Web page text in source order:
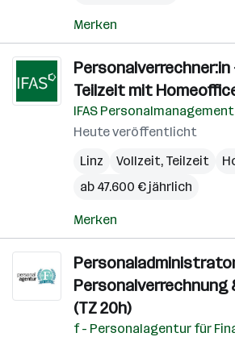
Merken
Personalverrechner:in
Teilzeit mit
IFAS Personalmanagement
Heute veröffentlicht
Linz
Vollzeit, Teilzeit
ab 47.600 € jährlich
Merken
(TZ 20h)
f - Personalagentur für